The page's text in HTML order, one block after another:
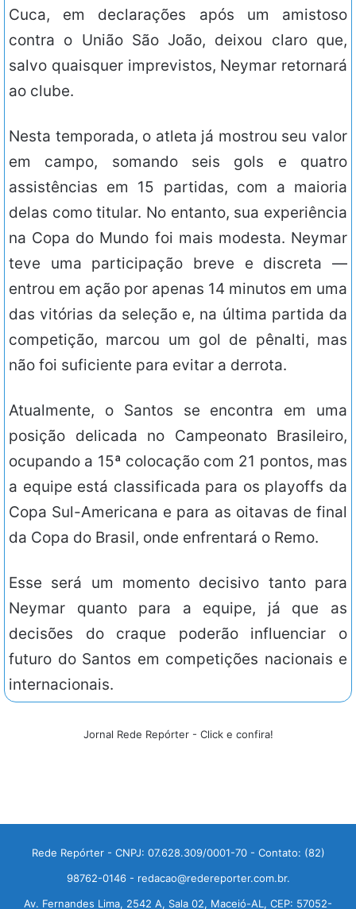
Cuca, em declarações após um amistoso
contra o União São João, deixou claro que,
salvo quaisquer imprevistos, Neymar retornará
ao clube.
Nesta temporada, o atleta já mostrou seu valor
em campo, somando seis gols e quatro
assistências em 15 partidas, com a maioria
delas como titular. No entanto, sua experiência
na Copa do Mundo foi mais modesta. Neymar
teve uma participação breve e discreta —
entrou em ação por apenas 14 minutos em uma
das vitórias da seleção e, na última partida da
competição, marcou um gol de pênalti, mas
não foi suficiente para evitar a derrota.
Atualmente, o Santos se encontra em uma
posição delicada no Campeonato Brasileiro,
ocupando a 15ª colocação com 21 pontos, mas
a equipe está classificada para os playoffs da
Copa Sul-Americana e para as oitavas de final
da Copa do Brasil, onde enfrentará o Remo.
Esse será um momento decisivo tanto para
Neymar quanto para a equipe, já que as
decisões do craque poderão influenciar o
futuro do Santos em competições nacionais e
internacionais.
Jornal Rede Repórter - Click e confira!
Rede Repórter - CNPJ: 07.628.309/0001-70 - Contato: (82)
98762-0146 - redacao@redereporter.com.br.
Av. Fernandes Lima, 2542 A, Sala 02, Maceió-AL, CEP: 57052-